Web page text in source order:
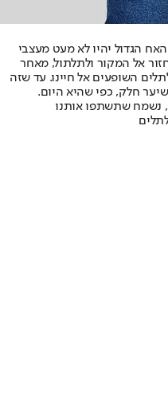
הגדול יהיו לא מעט מעצבי
אל המקור ולתלתול, מאחר
השופעים אל חיינו. עד שזה
חלק, כפי שהיא היום.
נשמח שתשתפו אותנו